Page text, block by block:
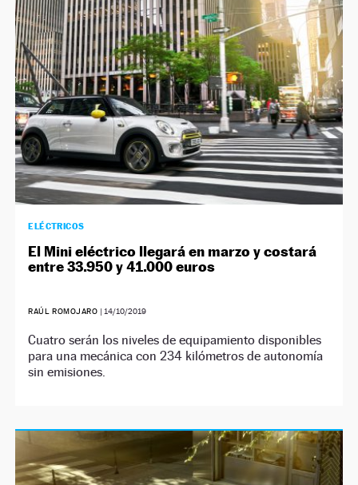
NEWSLETTER
SÍGUENOS
ELÉCTRICOS
El Mini eléctrico llegará en marzo y costará
entre 33.950 y 41.000 euros
RAÚL ROMOJARO | 14/10/2019
Cuatro serán los niveles de equipamiento disponibles
para una mecánica con 234 kilómetros de autonomía
sin emisiones.